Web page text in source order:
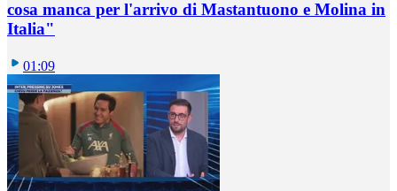
cosa manca per l'arrivo di Mastantuono e Molina in
Italia"
01:09